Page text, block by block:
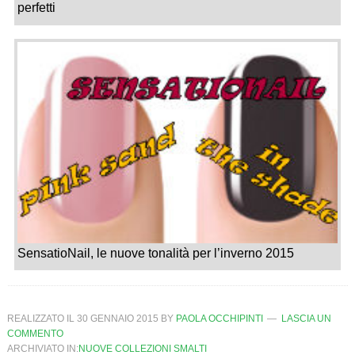
perfetti
SensatioNail, le nuove tonalità per l’inverno 2015
REALIZZATO IL 30 GENNAIO 2015 BY PAOLA OCCHIPINTI
LASCIA UN
COMMENTO
ARCHIVIATO IN:NUOVE COLLEZIONI SMALTI